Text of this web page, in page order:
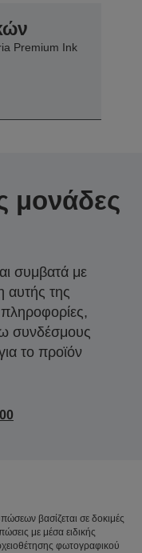
Premium Ink
μονάδες
συμβατά με
αυτής της
πληροφορίες,
συνδέσμους
το προϊόν
βασίζεται σε δοκιμές
με μέσα ειδικής
φωτογραφικού